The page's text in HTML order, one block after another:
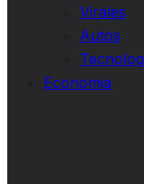
Virales
Autos
Economia